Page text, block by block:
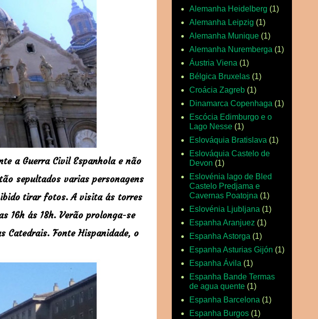
a Guerra Civil Espanhola e não
sepultados varias personagens
tirar fotos.A visita ás torres
16h ás 18h. Verão prolonga-se
Catedrais. Fonte Hispanidade, o
Alemanha Heidelberg (1)
Alemanha Leipzig (1)
Alemanha Munique (1)
Alemanha Nuremberga (1)
Áustria Viena (1)
Bélgica Bruxelas (1)
Croácia Zagreb (1)
Dinamarca Copenhaga (1)
Escócia Edimburgo e o
Lago Nesse (1)
Eslováquia Bratislava (1)
Eslováquia Castelo de
Devon (1)
Eslovénia lago de Bled
Castelo Predjama e
Cavernas Poatojna (1)
Eslovénia Ljubljana (1)
Espanha Aranjuez (1)
Espanha Astorga (1)
Espanha Asturias Gijón (1)
Espanha Ávila (1)
Espanha Bande Termas
de agua quente (1)
Espanha Barcelona (1)
Espanha Burgos (1)